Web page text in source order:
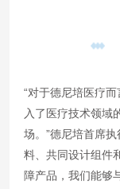
“对于德尼培医疗
入了医疗技术领域
场。”德尼培首席
料、共同设计组件
障产品，我们能够